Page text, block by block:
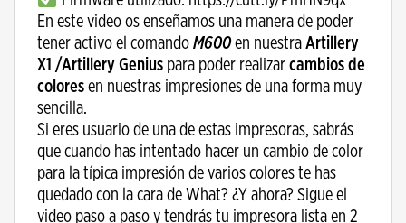
En este video os enseñamos una manera de poder
tener activo el comando M600en nuestra Artillery
X1 /Artillery Genius para poder realizar cambios de
colores en nuestras impresiones de una forma muy
sencilla.
Si eres usuario de una de estas impresoras, sabrás
que cuando has intentado hacer un cambio de color
para la típica impresión de varios colores te has
quedado con la cara de What? ¿Y ahora? Sigue el
video paso a paso y tendrás tu impresora lista en 2